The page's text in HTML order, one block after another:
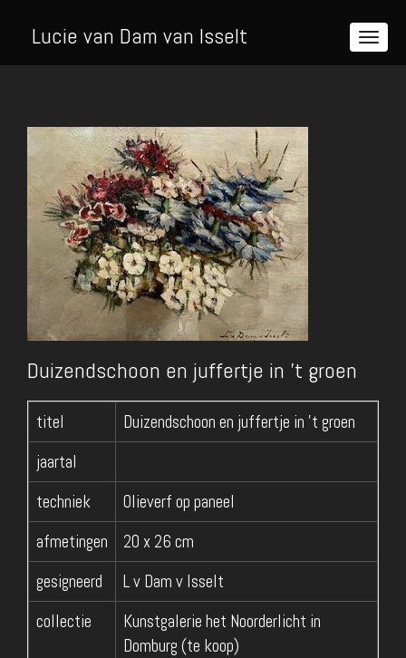
Lucie van Dam van Isselt
Duizendschoon en juffertje in 't groen
titel
Duizendschoon en juffertje in 't groen
jaartal
techniek
Olieverf op paneel
afmetingen
20 x 26 cm
gesigneerd
L v Dam v Isselt
collectie
Kunstgalerie het Noorderlicht in
Domburg (te koop)